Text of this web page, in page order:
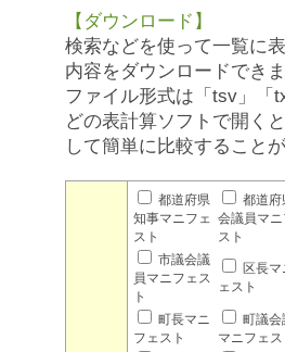
【ダウンロード】
検索などを使って一覧に
内容をダウンロードできま
ファイル形式は「tsv」「
どの表計算ソフトで開く
して簡単に比較すること
都道府県
知事マニフェ
スト
都道府
会議員マニ
スト
市議会議
員マニフェス
ト
区長マ
ェスト
町長マニ
フェスト
町議会
マニフェス